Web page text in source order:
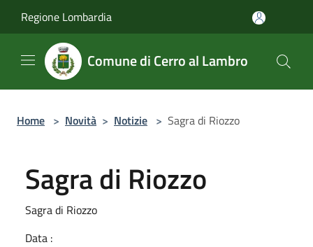
Regione Lombardia
Comune di Cerro al Lambro
Home > Novità > Notizie > Sagra di Riozzo
Sagra di Riozzo
Sagra di Riozzo
Data :